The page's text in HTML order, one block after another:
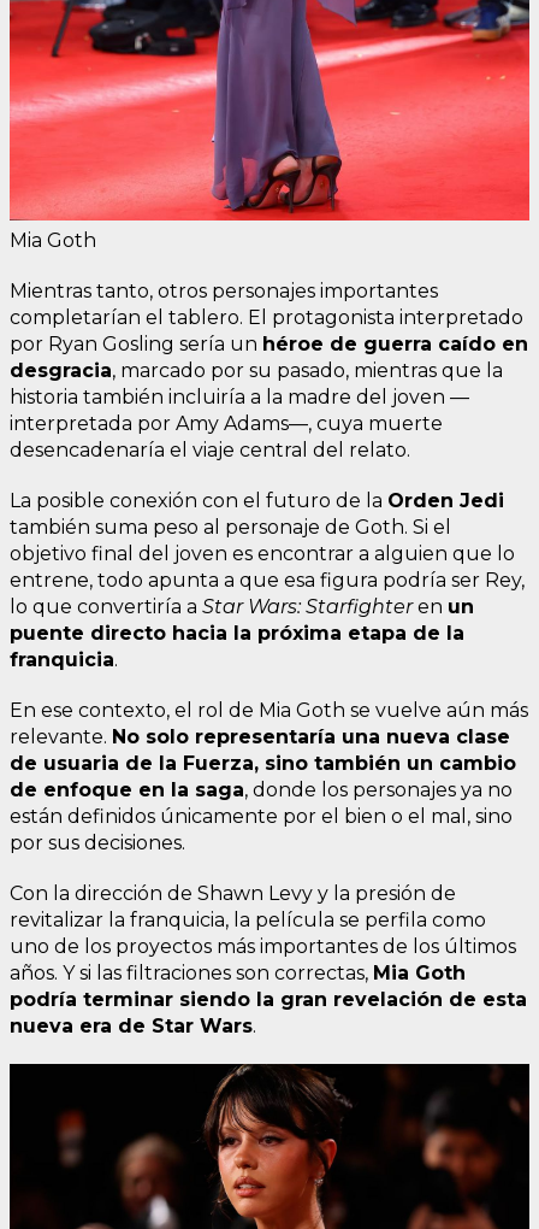
Mia Goth
Mientras tanto, otros personajes importantes
completarían el tablero. El protagonista interpretado
por Ryan Gosling sería un héroe de guerra caído en
desgracia, marcado por su pasado, mientras que la
historia también incluiría a la madre del joven —
interpretada por Amy Adams—, cuya muerte
desencadenaría el viaje central del relato.
La posible conexión con el futuro de la Orden Jedi
también suma peso al personaje de Goth. Si el
objetivo final del joven es encontrar a alguien que lo
entrene, todo apunta a que esa figura podría ser Rey,
lo que convertiría a Star Wars: Starfighteren un
puente directo hacia la próxima etapa de la
franquicia.
En ese contexto, el rol de Mia Goth se vuelve aún más
relevante. No solo representaría una nueva clase
de usuaria de la Fuerza, sino también un cambio
de enfoque en la saga, donde los personajes ya no
están definidos únicamente por el bien o el mal, sino
por sus decisiones.
Con la dirección de Shawn Levy y la presión de
revitalizar la franquicia, la película se perfila como
uno de los proyectos más importantes de los últimos
años. Y si las filtraciones son correctas, Mia Goth
podría terminar siendo la gran revelación de esta
nueva era de Star Wars.